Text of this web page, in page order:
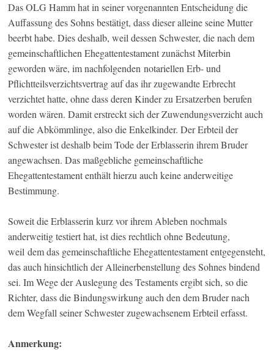
Das OLG Hamm hat in seiner vorgenannten Entscheidung die
Auffassung des Sohns bestätigt, dass dieser alleine seine Mutter
beerbt habe. Dies deshalb, weil dessen Schwester, die nach dem
gemeinschaftlichen Ehegattentestament zunächst Miterbin
geworden wäre, im nachfolgenden notariellen Erb- und
Pflichtteilsverzichtsvertrag auf das ihr zugewandte Erbrecht
verzichtet hatte, ohne dass deren Kinder zu Ersatzerben berufen
worden wären. Damit erstreckt sich der Zuwendungsverzicht auch
auf die Abkömmlinge, also die Enkelkinder. Der Erbteil der
Schwester ist deshalb beim Tode der Erblasserin ihrem Bruder
angewachsen. Das maßgebliche gemeinschaftliche
Ehegattentestament enthält hierzu auch keine anderweitige
Bestimmung.
Soweit die Erblasserin kurz vor ihrem Ableben nochmals
anderweitig testiert hat, ist dies rechtlich ohne Bedeutung,
weil dem das gemeinschaftliche Ehegattentestament entgegensteht,
das auch hinsichtlich der Alleinerbenstellung des Sohnes bindend
sei. Im Wege der Auslegung des Testaments ergibt sich, so die
Richter, dass die Bindungswirkung auch den dem Bruder nach
dem Wegfall seiner Schwester zugewachsenem Erbteil erfasst.
Anmerkung: